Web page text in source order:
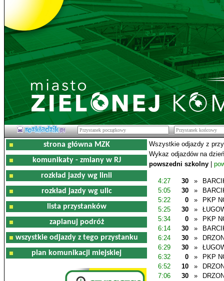
strona główna MZK
komunikaty - zmiany w RJ
rozkład jazdy wg linii
rozkład jazdy wg ulic
lista przystanków
zaplanuj podróż
wszystkie odjazdy z tego przystanku
plan komunikacji miejskiej
Wszystkie odjazdy z
Wykaz odjazdów na
powszedni szkolny
4:27 30 »
5:05
30 »
5:22
0 »
PKP
5:25
30 »
5:34
0 »
PKP
6:14
30 »
6:24
30 »
6:29
30 »
6:32
0 »
PKP
6:52
10 »
7:06
30 »